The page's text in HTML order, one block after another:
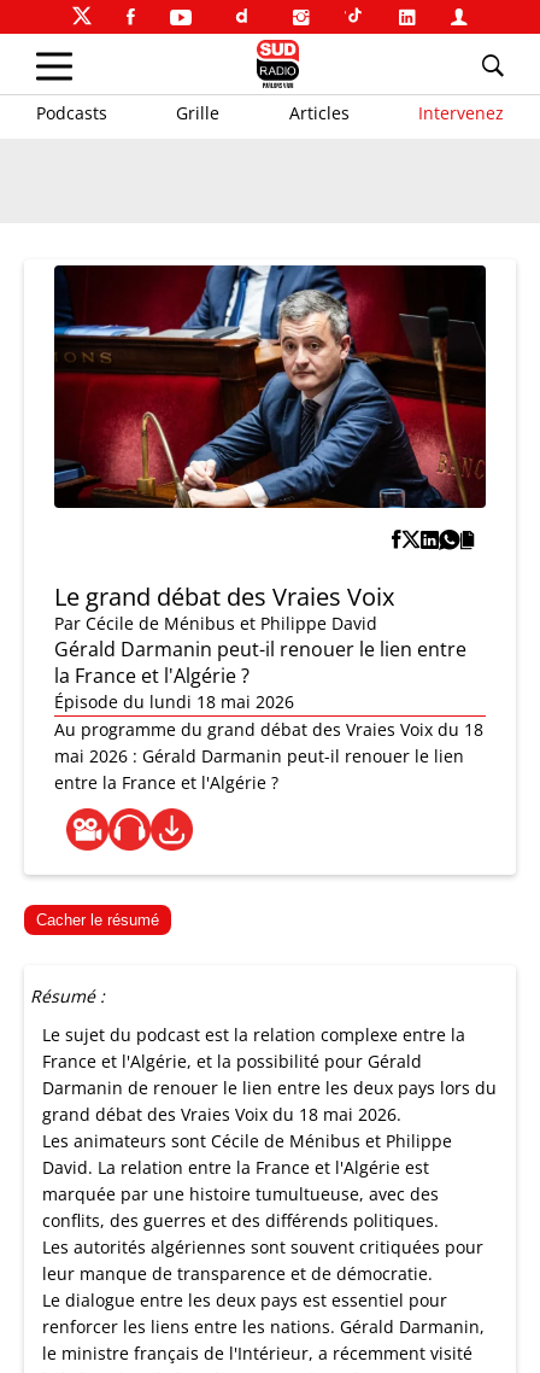
Podcasts Grille Articles Intervenez
Le grand débat des Vraies Voix
Par Cécile de Ménibus et Philippe David
Gérald Darmanin peut-il renouer le lien entre
la France et l'Algérie ?
Épisode du lundi 18 mai 2026
Au programme du grand débat des Vraies Voix du 18
mai 2026 : Gérald Darmanin peut-il renouer le lien
entre la France et l'Algérie ?
Cacher le résumé
Résumé :
Le sujet du podcast est la relation complexe entre la
France et l'Algérie, et la possibilité pour Gérald
Darmanin de renouer le lien entre les deux pays lors du
grand débat des Vraies Voix du 18 mai 2026.
Les animateurs sont Cécile de Ménibus et Philippe
David. La relation entre la France et l'Algérie est
marquée par une histoire tumultueuse, avec des
conflits, des guerres et des différends politiques.
Les autorités algériennes sont souvent critiquées pour
leur manque de transparence et de démocratie.
Le dialogue entre les deux pays est essentiel pour
renforcer les liens entre les nations. Gérald Darmanin,
le ministre français de l'Intérieur, a récemment visité